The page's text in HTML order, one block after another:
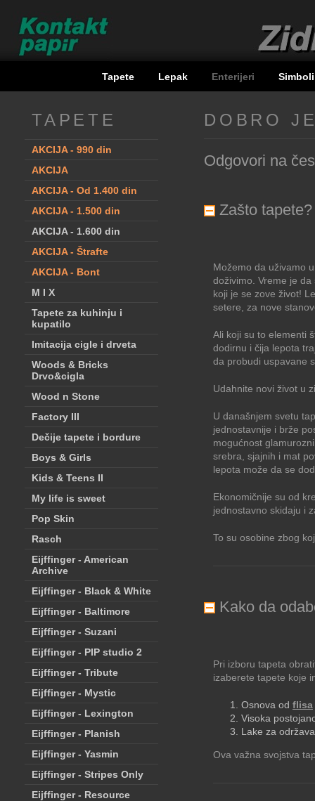
Tapete Lepak Enterijeri Simboli
TAPETE
AKCIJA - 990 din
AKCIJA
AKCIJA - Od 1.400 din
AKCIJA - 1.500 din
AKCIJA - 1.600 din
AKCIJA - Štrafte
AKCIJA - Bont
M I X
Tapete za kuhinju i
kupatilo
Imitacija cigle i drveta
Woods & Bricks
Drvo&cigla
Wood n Stone
Factory III
Dečije tapete i bordure
Boys & Girls
Kids & Teens II
My life is sweet
Pop Skin
Rasch
Eijffinger - American
Archive
Eijffinger - Black & White
Eijffinger - Baltimore
Eijffinger - Suzani
Eijffinger - PIP studio 2
Eijffinger - Tribute
Eijffinger - Mystic
Eijffinger - Lexington
Eijffinger - Planish
Eijffinger - Yasmin
Eijffinger - Stripes Only
Eijffinger - Resource
DOBRO
Odgovori na
Zašto tapete?
Možemo da uživamo
doživimo. Vreme je
koji je se zove život!
setere, za nove
Ali koji su to elementi
dodirnu i čija lepota
da probudi uspavane
Udahnite novi život u
U današnjem svetu
jednostavnije i brže
mogućnost
srebra, sjajnih i mat
lepota može da se
Ekonomičnije su od
jednostavno skidaju i
To su osobine zbog
Kako da
Pri izboru tapeta
izaberete tapete koje
Osnova od flisa
Visoka
Lake za
Ova važna svojstva